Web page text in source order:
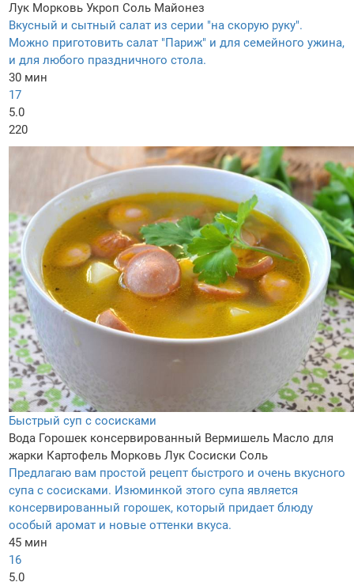
Лук Морковь Укроп Соль Майонез
Вкусный и сытный салат из серии "на скорую руку".
Можно приготовить салат "Париж" и для семейного ужина,
и для любого праздничного стола.
30 мин
17
5.0
220
Быстрый суп с сосисками
Вода Горошек консервированный Вермишель Масло для
жарки Картофель Морковь Лук Сосиски Соль
Предлагаю вам простой рецепт быстрого и очень вкусного
супа с сосисками. Изюминкой этого супа является
консервированный горошек, который придает блюду
особый аромат и новые оттенки вкуса.
45 мин
16
5.0